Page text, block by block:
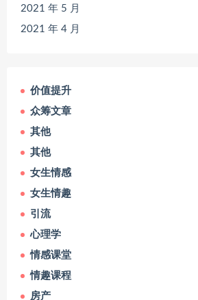
2021 年 5 月
2021 年 4 月
价值提升
众筹文章
其他
其他
女生情感
女生情趣
引流
心理学
情感课堂
情趣课程
房产